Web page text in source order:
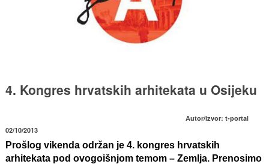
4. Kongres hrvatskih arhitekata u Osijeku
Autor/izvor: t-portal
02/10/2013
Prošlog vikenda održan je 4. kongres hrvatskih
arhitekatapod ovogoišnjom temom – Zemlja. Prenosimo